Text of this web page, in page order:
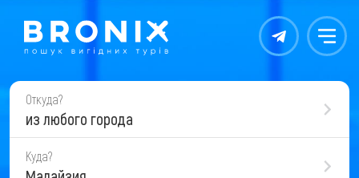
Контакты Меню
Откуда?
из любого города
Куда?